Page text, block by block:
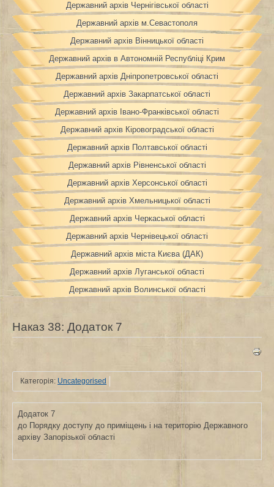
Державний архів Чернігівської області
Державний архів м.Севастополя
Державний архів Вінницької області
Державний архів в Автономній Республіці Крим
Державний архів Дніпропетровської області
Державний архів Закарпатської області
Державний архів Івано-Франківської області
Державний архів Кіровоградської області
Державний архів Полтавської області
Державний архів Рівненської області
Державний архів Херсонської області
Державний архів Хмельницької області
Державний архів Черкаської області
Державний архів Чернівецької області
Державний архів міста Києва (ДАК)
Державний архів Луганської області
Державний архів Волинської області
Наказ 38: Додаток 7
Категорія: Uncategorised
Додаток 7
до Порядку доступу до приміщень і на територію Державного
архіву Запорізької області